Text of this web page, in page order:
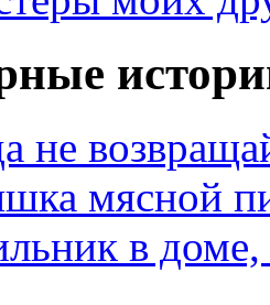
не
мясной
в доме,